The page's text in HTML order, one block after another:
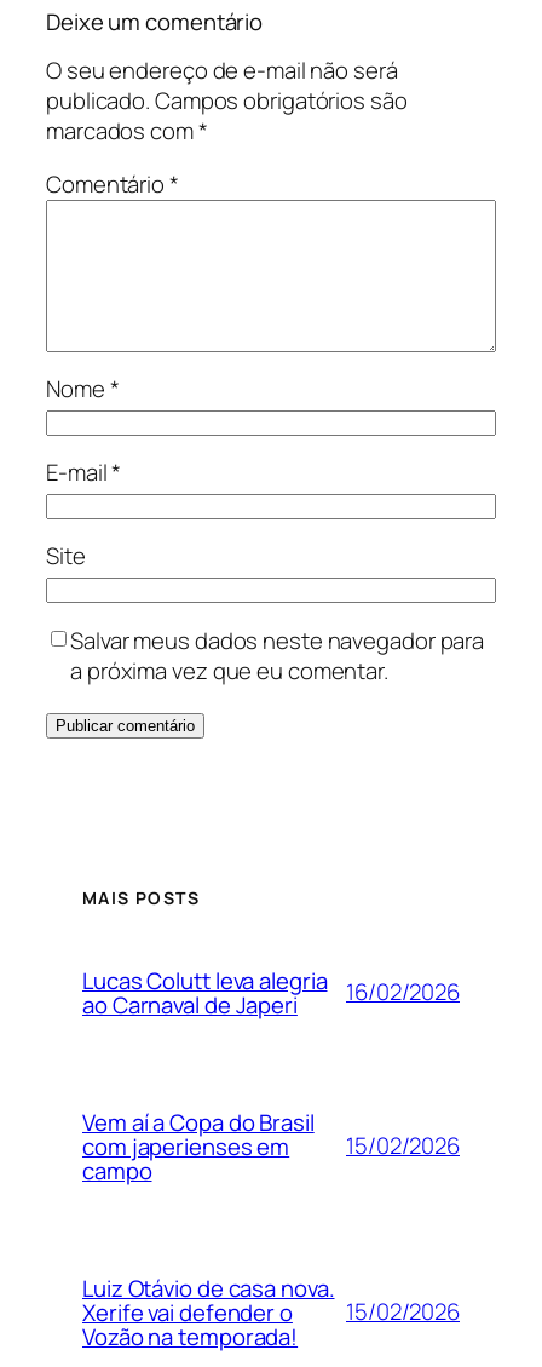
Deixe um comentário
O seu endereço de e-mail não será
publicado.Campos obrigatórios são
marcados com*
Comentário*
Nome*
E-mail*
Site
Salvar meus dados neste navegador para
a próxima vez que eu comentar.
MAIS POSTS
Lucas Colutt leva alegria
ao Carnaval de Japeri 16/02/2026
Vem aí a Copa do Brasil
com japerienses em
campo
15/02/2026
Luiz Otávio de casa nova.
Xerife vai defender o
Vozão na temporada!
15/02/2026